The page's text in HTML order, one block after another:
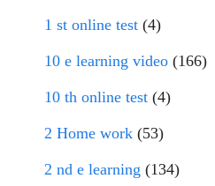
1 st online test (4)
10 e learning video (166)
10 th online test (4)
2 Home work (53)
2 nd e learning (134)